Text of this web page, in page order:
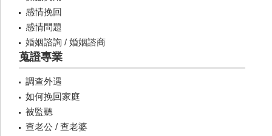
感情挽回
感情問題
婚姻諮詢 / 婚姻諮商
蒐證專業
調查外遇
如何挽回家庭
被監聽
查老公 / 查老婆